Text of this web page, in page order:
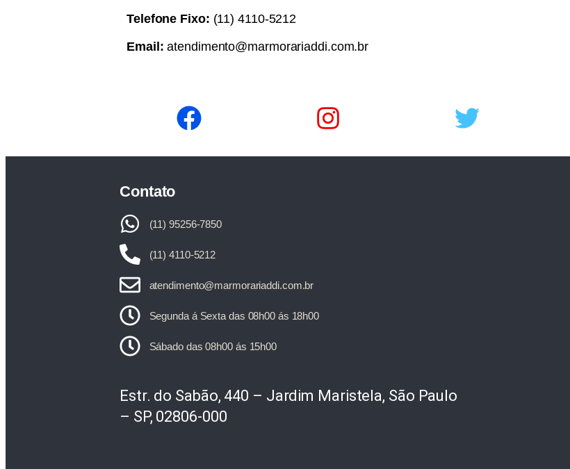
Telefone Fixo: (11) 4110-5212
Email: atendimento@marmorariaddi.com.br
Contato
(11) 95256-7850
(11) 4110-5212
atendimento@marmorariaddi.com.br
Segunda á Sexta das 08h00 ás 18h00
Sábado das 08h00 ás 15h00
Estr. do Sabão, 440 – Jardim Maristela, São Paulo
– SP, 02806-000